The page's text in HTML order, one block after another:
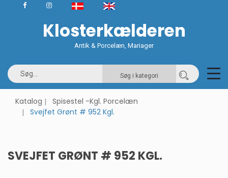
Klosterkælderen
Antik & Porcelæn, Mariager
Søg i kategori
Katalog
Spisestel -Kgl. Porcelæn
Svejfet Grønt # 952 Kgl.
SVEJFET GRØNT # 952 KGL.